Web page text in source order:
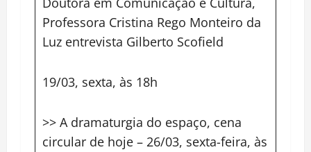
Professora Cristina Rego Monteiro da
Luz entrevista Gilberto Scofield
19/03, sexta, às 18h
>> A dramaturgia do espaço, cena
circular de hoje – 26/03, sexta-feira, às